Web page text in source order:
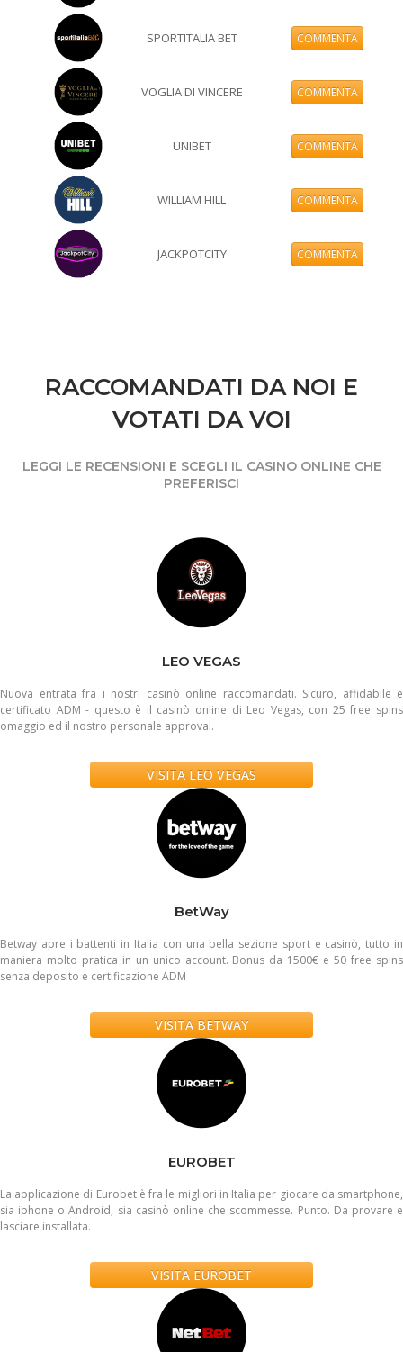
SPORTITALIA BET COMMENTA
VOGLIA DI VINCERE COMMENTA
UNIBET COMMENTA
WILLIAM HILL COMMENTA
JACKPOTCITY COMMENTA
RACCOMANDATI DA NOI E
VOTATI DA VOI
LEGGI LE RECENSIONI E SCEGLI IL CASINO ONLINE CHE
PREFERISCI
LEO VEGAS
Nuova entrata fra i nostri casinò online raccomandati. Sicuro, affidabile e
certificato ADM - questo è il casinò online di Leo Vegas, con 25 free spins
omaggio ed il nostro personale approval.
VISITA LEO VEGAS
BetWay
Betway apre i battenti in Italia con una bella sezione sport e casinò, tutto in
maniera molto pratica in un unico account. Bonus da 1500€ e 50 free spins
senza deposito e certificazione ADM
VISITA BETWAY
EUROBET
La applicazione di Eurobet è fra le migliori in Italia per giocare da smartphone,
sia iphone o Android, sia casinò online che scommesse. Punto. Da provare e
lasciare installata.
VISITA EUROBET